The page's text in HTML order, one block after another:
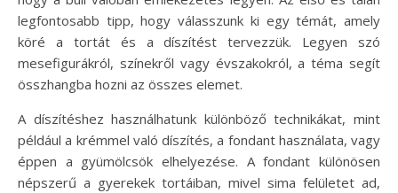
legfontosabb tipp, hogy válasszunk ki egy témát, amely
köré a tortát és a díszítést tervezzük. Legyen szó
mesefigurákról, színekről vagy évszakokról, a téma segít
összhangba hozni az összes elemet.
A díszítéshez használhatunk különböző technikákat, mint
például a krémmel való díszítés, a fondant használata, vagy
éppen a gyümölcsök elhelyezése. A fondant különösen
népszerű a gyerekek tortáiban, mivel sima felületet ad,